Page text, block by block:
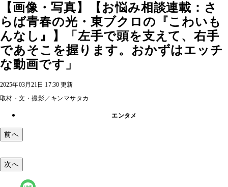
【画像・写真】【お悩み相談連載：さ
らば青春の光・東ブクロの『こわいも
んなし』】「左手で頭を支えて、右手
であそこを握ります。おかずはエッチ
な動画です」
2025年03月21日 17:30 更新
取材・文・撮影／キンマサタカ
エンタメ
前へ
次へ